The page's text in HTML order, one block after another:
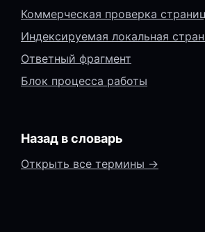
Коммерческая проверка
Индексируемая локальная
Ответный фрагмент
Блок процесса работы
Назад в словарь
Открыть все термины →